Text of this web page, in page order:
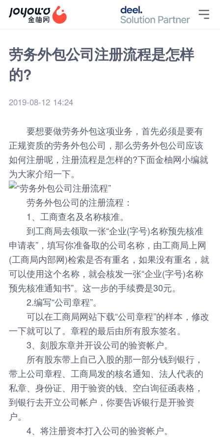

劳务外包公司注册流程是怎样
的?
2019-08-12 14:24
要想要做劳务外包这项业务，首先必须是要有
正规资质的劳务外包公司，那么劳务外包公司应该
如何注册呢，注册流程是怎样的?下面金柚网小编就
为大家介绍一下。
劳务外包公司的注册流程：
1、工商查名及名称核准。
到工商局去领取一张“企业(字号)名称预先核准
申请表”，填写你准备取的公司名称，由工商局上网
(工商局内部网)检索是否有重名，如果没有重名，就
可以使用这个名称，就会核发一张“企业(字号)名称
预先核准通知书”。这一步的手续费是30元。
2.编写“公司章程”。
可以在工商局网站下载“公司章程”的样本，修改
一下就可以了。章程的最后由所有股东签名。
3、刻股东章并开设公司的验资帐户。
所有股东带上自己入股的那一部分钱到银行，
带上公司章程、工商局发的核名通知、法人代表的
私章、身份证、用于验资的钱、空白询征函表格，
到银行去开立公司帐户，你要告诉银行是开验资
户。
4、将注册资本打入公司的验资帐户。